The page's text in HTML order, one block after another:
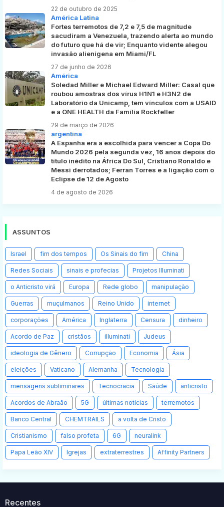
22 de outubro de 2025
América Latina
Fortes terremotos de 7,2 e 7,5 de magnitude
sacudiram a Venezuela, trazendo alerta ao mundo
do futuro que há de vir; Enquanto vidente alegou
invasão alienígena em Miami/FL
27 de junho de 2026
América
Soledad Miller e Michael Edward Miller: Casal que
roubou amostras dos vírus H1N1 e H3N2 de
Laboratório da Unicamp, tem vínculos com a USAID
e a ONE HEALTH da Família Rockfeller
29 de março de 2026
argentina
A Espanha era a escolhida para vencer a Copa Do
Mundo 2026 pela segunda vez, 16 anos depois do
título inédito na África Do Sul, Cristiano Ronaldo e
Messi derrotados; Ferran Torres e a ligação com o
Eclipse de 12 de Agosto
4 de agosto de 2026
ASSUNTOS
Israel fim dos tempos Os Sinais do fim China
Redes Sociais sinais e profecias Projetos Illuminati
o Anticristo virá Europa Rede globo manipulação
Guerras muçulmanos Reino Unido internet
corporações América Inglaterra Censura dinheiro
Acordo de Paz cristãos illuminati Judeus
ideologia de Gênero Corrupção Economia Ásia
eleições Vaticano Alemanha Tecnologia
mensagens subliminares Tecnocracia Saúde anticristo
Acordos de Abraão 5G últimas notícias terremotos
Banco Central CHEMTRAILS a volta de Cristo
Cristianismo falso profeta 6G neuralink
Papa Leão XIV Igrejas extraterrestres Affinity Partners
Recentes